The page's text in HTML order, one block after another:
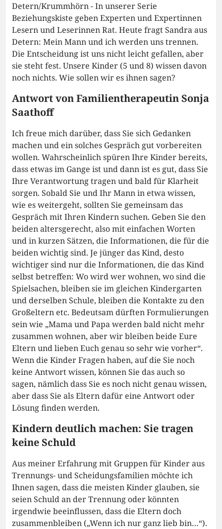
Detern/Krummhörn - In unserer Serie
Beziehungskiste geben Experten und Expertinnen
Lesern und Leserinnen Rat. Heute fragt Sandra aus
Detern: Mein Mann und ich werden uns trennen.
Die Entscheidung ist uns nicht leicht gefallen, aber
sie steht fest. Unsere Kinder (5 und 8) wissen davon
noch nichts. Wie sollen wir es ihnen sagen?
Antwort von Familientherapeutin Sonja
Saathoff
Ich freue mich darüber, dass Sie sich Gedanken
machen und ein solches Gespräch gut vorbereiten
wollen. Wahrscheinlich spüren Ihre Kinder bereits,
dass etwas im Gange ist und dann ist es gut, dass Sie
Ihre Verantwortung tragen und bald für Klarheit
sorgen. Sobald Sie und Ihr Mann in etwa wissen,
wie es weitergeht, sollten Sie gemeinsam das
Gespräch mit Ihren Kindern suchen. Geben Sie den
beiden altersgerecht, also mit einfachen Worten
und in kurzen Sätzen, die Informationen, die für die
beiden wichtig sind. Je jünger das Kind, desto
wichtiger sind nur die Informationen, die das Kind
selbst betreffen: Wo wird wer wohnen, wo sind die
Spielsachen, bleiben sie im gleichen Kindergarten
und derselben Schule, bleiben die Kontakte zu den
Großeltern etc. Bedeutsam dürften Formulierungen
sein wie „Mama und Papa werden bald nicht mehr
zusammen wohnen, aber wir bleiben beide Eure
Eltern und lieben Euch genau so sehr wie vorher“.
Wenn die Kinder Fragen haben, auf die Sie noch
keine Antwort wissen, können Sie das auch so
sagen, nämlich dass Sie es noch nicht genau wissen,
aber dass Sie als Eltern dafür eine Antwort oder
Lösung finden werden.
Kindern deutlich machen: Sie tragen
keine Schuld
Aus meiner Erfahrung mit Gruppen für Kinder aus
Trennungs- und Scheidungsfamilien möchte ich
Ihnen sagen, dass die meisten Kinder glauben, sie
seien Schuld an der Trennung oder könnten
irgendwie beeinflussen, dass die Eltern doch
zusammenbleiben („Wenn ich nur ganz lieb bin…“).